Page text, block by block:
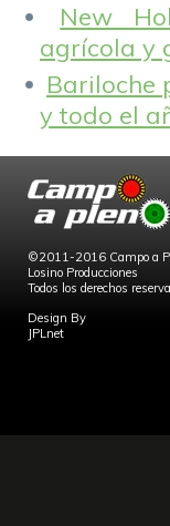
New
agrícola y
Bariloche
y todo el
©2011-2016 Campo a
Losino Producciones
Todos los derechos
Design By
JPLnet